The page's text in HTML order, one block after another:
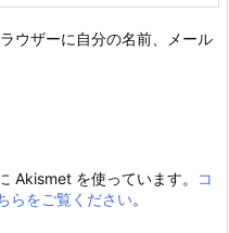
ウザーに自分の名前、メール
Akismet を使っています。
コ
らをご覧ください。